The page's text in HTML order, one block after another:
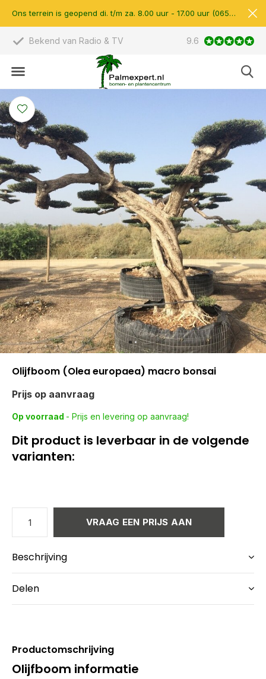
Bekend van Radio & TV Scherpe prijzen
9.6
Ons terrein is geopend di. t/m za. 8.00 uur - 17.00 uur (0657510597)
Olijfboom (Olea europaea) macro bonsai
Prijs op aanvraag
Op voorraad - Prijs en levering op aanvraag!
Dit product is leverbaar in de volgende
varianten:
VRAAG EEN PRIJS AAN
Beschrijving
Delen
Productomschrijving
Olijfboom informatie